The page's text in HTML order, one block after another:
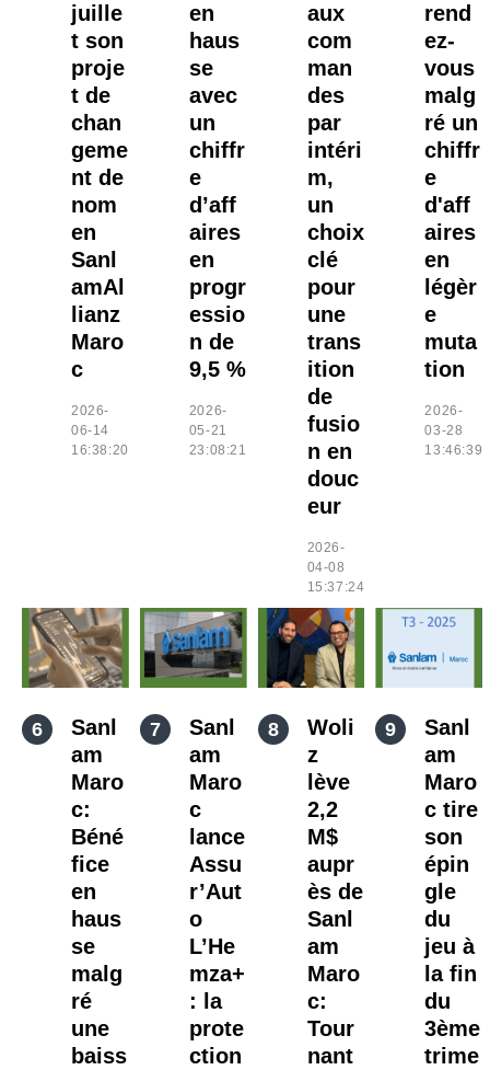
juille
t son
proje
t de
chan
geme
nt de
nom
en
Sanl
amAl
lianz
Maro
c
2026-
06-14
16:38:20
en
haus
se
avec
un
chiffr
e
d’aff
aires
en
progr
essio
n de
9,5 %
2026-
05-21
23:08:21
aux
com
man
des
par
intéri
m,
un
choix
clé
pour
une
trans
ition
de
fusio
n en
douc
eur
2026-
04-08
15:37:24
rend
ez-
vous
malg
ré un
chiffr
e
d'aff
aires
en
légèr
e
muta
tion
2026-
03-28
13:46:39
Sanl
am
Maro
c:
Béné
fice
en
haus
se
malg
ré
une
baiss
Sanl
am
Maro
c
lance
Assu
r’Aut
o
L’He
mza+
: la
prote
ction
Woli
z
lève
2,2
M$
aupr
ès de
Sanl
am
Maro
c:
Tour
nant
Sanl
am
Maro
c tire
son
épin
gle
du
jeu à
la fin
du
3ème
trime